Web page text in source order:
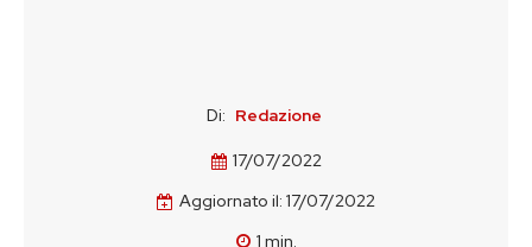
Di: Redazione
17/07/2022
Aggiornato il: 17/07/2022
1 min.